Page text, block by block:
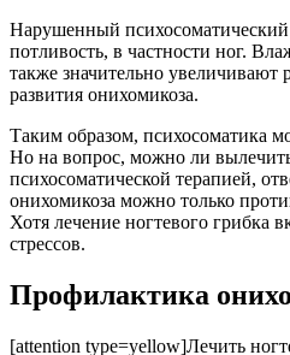
Нарушенный психосоматический
потливость, в частности ног.
также значительно увеличивают
развития онихомикоза.
Таким образом, психосоматика
Но на вопрос, можно ли
психосоматической терапией,
онихомикоза можно только
Хотя лечение ногтевого грибка
стрессов.
Профилактика
[attention type=yellow]Лечить